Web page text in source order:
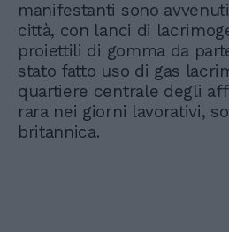
manifestanti sono
città, con lanci di
proiettili di gomma da
stato fatto uso di gas
quartiere centrale degli
rara nei giorni lavorativi,
britannica.